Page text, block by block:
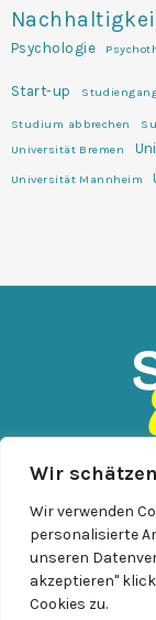
Wir
Wir verwenden
personalisierte
unseren
akzeptieren"
Cookies zu.
Psychologie
Start-up
Studium abbrechen
Universität Bremen
Universität Mannheim